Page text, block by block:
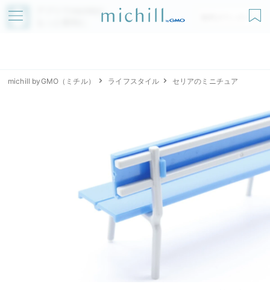
アプリでmichillが
無料ダウンロード
michill byGMO（ミチル） ライフスタイル セリアのミニチュア